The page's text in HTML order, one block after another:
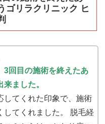
ゴリラクリニック ヒ
3回目の施術を終えたあ
ました。
してくれた印象で、施術
してくれました。 脱毛経